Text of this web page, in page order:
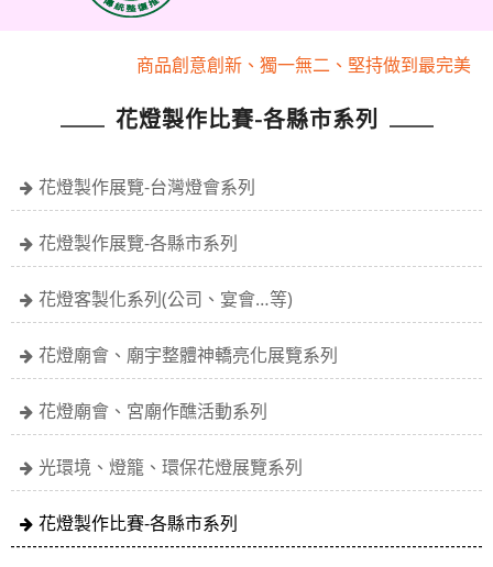
『百鎮花燈藝術行』專業為您客製化
商品創意創新、獨一無二、堅持做到最完美
商品創意創新、獨一無二、堅持做到最完美
花燈製作比賽-各縣市系列
花燈製作展覽-台灣燈會系列
花燈製作展覽-各縣市系列
花燈客製化系列(公司、宴會…等)
花燈廟會、廟宇整體神轎亮化展覽系列
花燈廟會、宮廟作醮活動系列
光環境、燈籠、環保花燈展覽系列
花燈製作比賽-各縣市系列